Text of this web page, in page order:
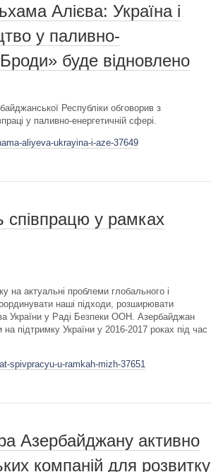
Алієва: Україна і
у паливно-
буде відновлено
Республіки обговорив з
у паливно-енергетичній сфері.
aliyeva-ukrayina-i-aze-37649
співпрацю у рамках
на актуальні проблеми глобального і
наші підходи, розширювати
України у Раді Безпеки ООН. Азербайджан
підтримку України у 2016-2017 роках під час
spivpracyu-u-ramkah-mizh-37651
Азербайджану активно
компаній для розвитку